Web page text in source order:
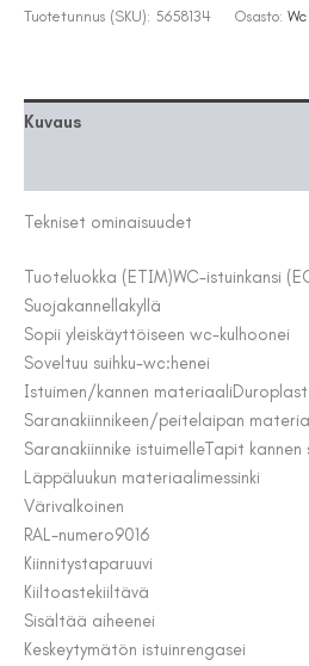
SMYLE
DES
määrä
Tuotetunnus (SKU): 5658134 Osasto:
Kuvaus
Tekniset ominaisuudet
Tuoteluokka (ETIM)WC-istuinkansi
Suojakannellakyllä
Sopii yleiskäyttöiseen wc-kulhoonei
Soveltuu suihku-wc:henei
Istuimen/kannen materiaaliDuroplast
Saranakiinnikeen/peitelaipan
Saranakiinnike istuimelleTapit kannen
Läppäluukun materiaalimessinki
Värivalkoinen
RAL-numero9016
Kiinnitystaparuuvi
Kiiltoastekiiltävä
Sisältää aiheenei
Keskeytymätön istuinrengasei